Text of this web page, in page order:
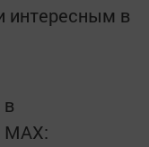
интересным в
MАХ: